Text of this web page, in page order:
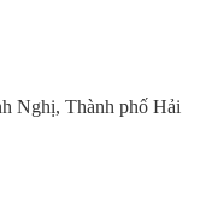
Nghị, Thành phố Hải